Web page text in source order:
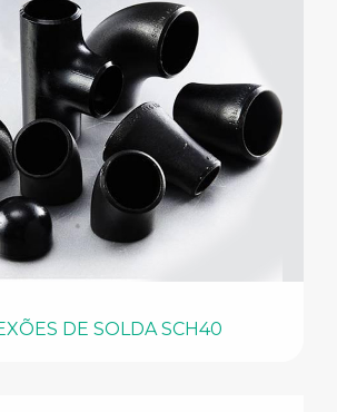
DE SOLDA SCH40